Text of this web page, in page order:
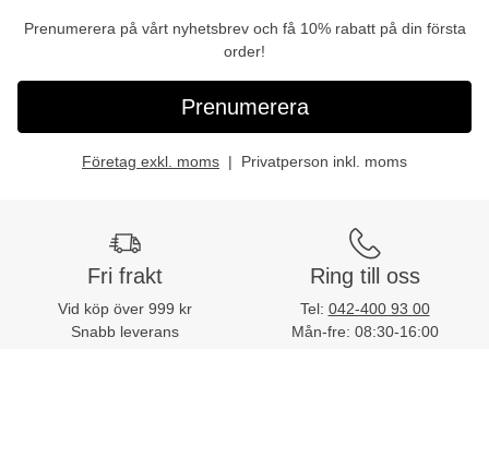
Prenumerera på vårt nyhetsbrev och få 10% rabatt på din första
order!
Prenumerera
Företag exkl. moms Privatperson inkl. moms
Fri frakt
Vid köp över 999 kr
Snabb leverans
Ring till oss
Tel: 042-400 93 00
Mån-fre: 08:30-16:00